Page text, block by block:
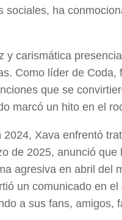
ha
carismática
Como líder de Coda,
que se
marcó un hito en el
Xava enfrentó
de 2025, anunció
agresiva en abril del
un comunicado en
a sus fans, amigos,